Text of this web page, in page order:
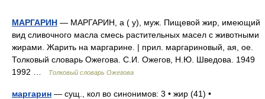
МАРГАРИН — МАРГАРИН, а ( у), муж. Пищевой жир, имеющий
вид сливочного масла смесь растительных масел с животными
жирами. Жарить на маргарине. | прил. маргариновый, ая, ое.
Толковый словарь Ожегова. С.И. Ожегов, Н.Ю. Шведова. 1949
1992 …
Толковый словарь Ожегова
маргарин — сущ., кол во синонимов: 3 • жир (41) •